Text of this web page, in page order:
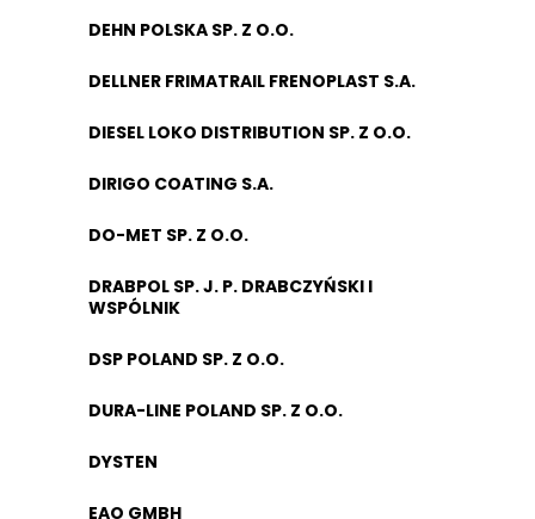
DEHN POLSKA SP. Z O.O.
DELLNER FRIMATRAIL FRENOPLAST S.A.
DIESEL LOKO DISTRIBUTION SP. Z O.O.
DIRIGO COATING S.A.
DO-MET SP. Z O.O.
DRABPOL SP. J. P. DRABCZYŃSKI I
WSPÓLNIK
DSP POLAND SP. Z O.O.
DURA-LINE POLAND SP. Z O.O.
DYSTEN
EAO GMBH